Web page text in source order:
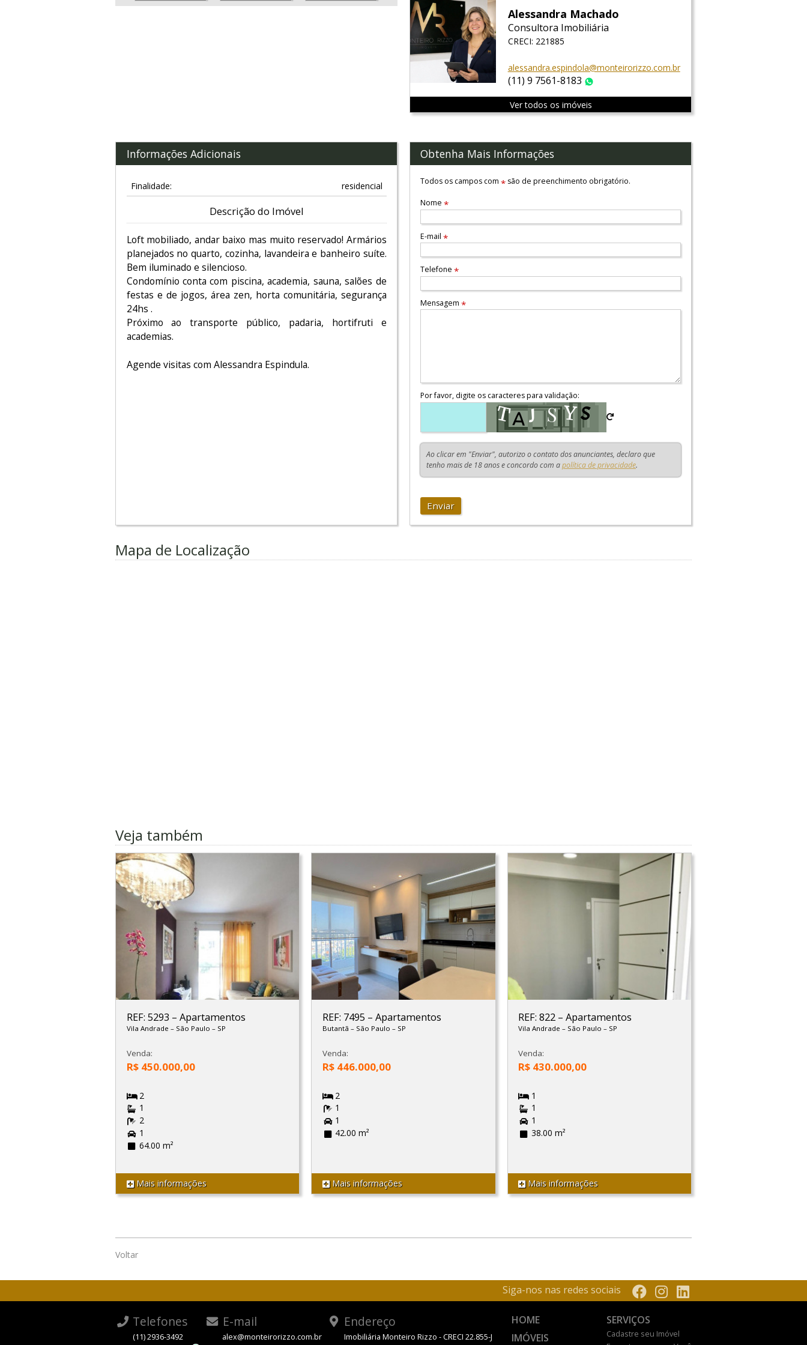
Alessandra Machado
Consultora Imobiliária
CRECI: 221885
alessandra.espindola@monteirorizzo.com.br
(11) 9 7561-8183
Ver todos os imóveis
Informações Adicionais
Finalidade: residencial
Descrição do Imóvel
Loft mobiliado, andar baixo mas muito reservado! Armários
planejados no quarto, cozinha, lavandeira e banheiro suíte.
Bem iluminado e silencioso.
Condomínio conta com piscina, academia, sauna, salões de
festas e de jogos, área zen, horta comunitária, segurança
24hs .
Próximo ao transporte público, padaria, hortifruti e
academias.
Agende visitas com Alessandra Espindula.
Obtenha Mais Informações
Todos os campos com* são de preenchimento obrigatório.
Nome*
E-mail*
Telefone*
Mensagem*
Por favor, digite os caracteres para validação:
Ao clicar em "Enviar", autorizo o contato dos anunciantes, declaro que
tenho mais de 18 anos e concordo com apolítica de privacidade.
Enviar
Mapa de Localização
Veja também
REF: 5293 – Apartamentos
Vila Andrade – São Paulo – SP
Venda:
R$ 450.000,00
2
1
2
1
64.00 m²
Mais informações
REF: 7495 – Apartamentos
Butantã – São Paulo – SP
Venda:
R$ 446.000,00
2
1
1
42.00 m²
Mais informações
REF: 822 –Apartamentos
Vila Andrade– São Paulo– SP
Venda:
R$ 430.000,00
1
1
1
38.00 m²
Mais informações
Voltar
Siga-nos nas redes sociais
Telefones
(11) 2936-3492
E-mail
alex@monteirorizzo.com.br
Endereço
Imobiliária Monteiro Rizzo - CRECI 22.855-J
HOME
IMÓVEIS
SERVIÇOS
Cadastre seu Imóvel